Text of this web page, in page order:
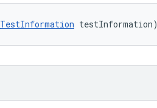
TestInformation testInformation)